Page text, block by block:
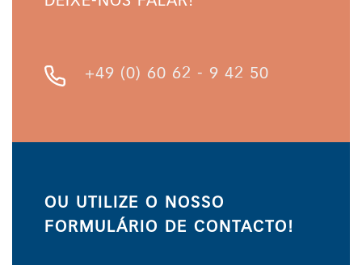
+49 (0) 60 62 - 9 42 50
OU UTILIZE O NOSSO
FORMULÁRIO DE CONTACTO!